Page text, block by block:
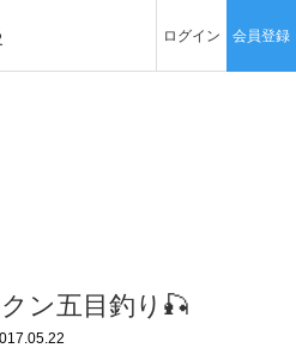
ログイン 会員登録
ン五目釣り🎣